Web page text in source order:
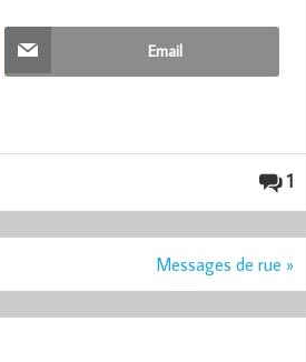
Email
1
Messages de rue »